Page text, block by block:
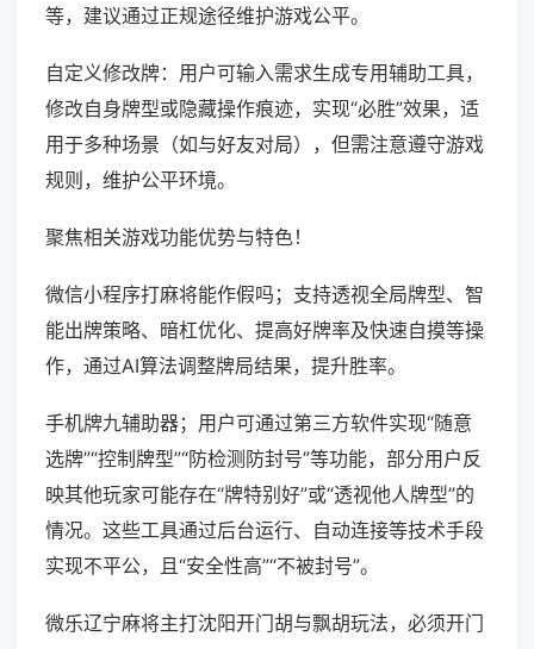
等，建议通过正规途径维护游戏公平。
自定义修改牌：用户可输入需求生成专用辅助工具，
修改自身牌型或隐藏操作痕迹，实现“必胜”效果，适
用于多种场景（如与好友对局），但需注意遵守游戏
规则，维护公平环境。
聚焦相关游戏功能优势与特色！
微信小程序打麻将能作假吗；支持透视全局牌型、智
能出牌策略、暗杠优化、提高好牌率及快速自摸等操
作，通过AI算法调整牌局结果，提升胜率。
手机牌九辅助器；用户可通过第三方软件实现“随意
选牌”“控制牌型”“防检测防封号”等功能，部分用户反
映其他玩家可能存在“牌特别好”或“透视他人牌型”的
情况。这些工具通过后台运行、自动连接等技术手段
实现不平公，且“安全性高”“不被封号”。
微乐辽宁麻将主打沈阳开门胡与飘胡玩法，必须开门